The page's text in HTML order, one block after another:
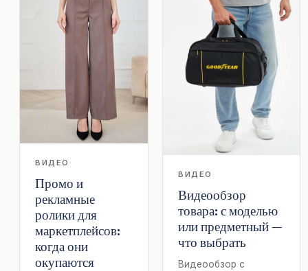
ВИДЕО
Промо и
рекламные
ролики для
маркетплейсов:
когда они
окупаются
ВИДЕО
Видеообзор
товара: с моделью
или предметный —
что выбрать
Видеообзор с